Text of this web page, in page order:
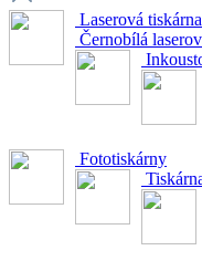
Laserová tiskárna
Černobílá
Fototiskárny